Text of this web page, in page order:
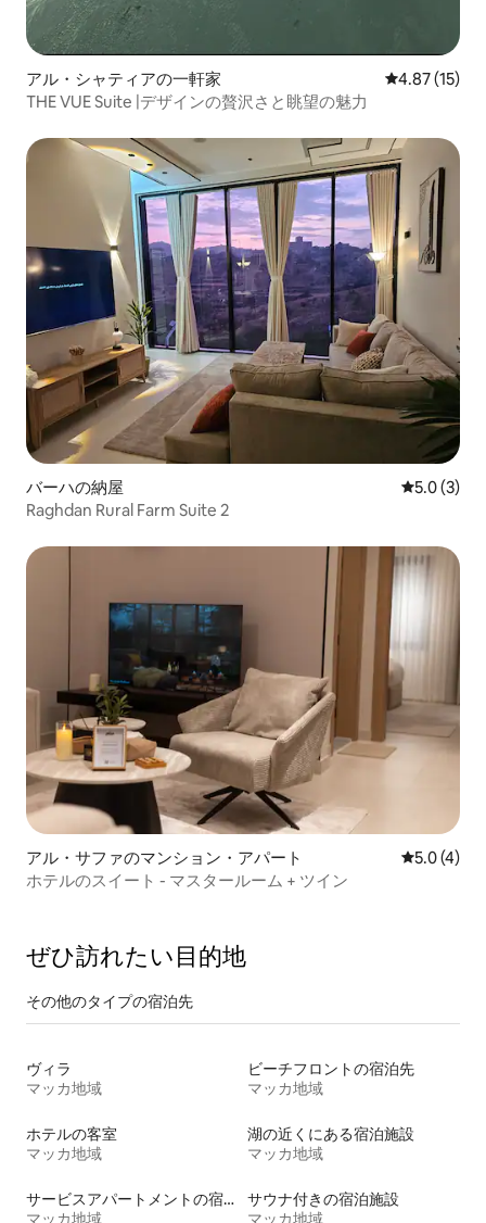
アル・シャティアの一軒家 レビュー15
4.87 (15)
THE VUE Suite |デザインの贅沢さと眺望の魅力
バーハの納屋 レビュー3
5.0 (3)
Raghdan Rural Farm Suite 2
アル・サファのマンション・アパート レビュー4
5.0 (4)
ホテルのスイート - マスタールーム + ツイン
ぜひ訪⁠れ⁠た⁠い目⁠的⁠地
その他のタ⁠イ⁠プ⁠の宿⁠泊⁠先
ヴィラ
マッカ地域
ビーチフロントの宿泊先
マッカ地域
ホテルの客室
マッカ地域
湖の近くにある宿泊施設
マッカ地域
サービスアパートメントの宿泊施設
サウナ付きの宿泊施設